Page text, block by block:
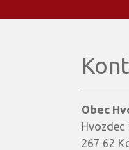
Obec
Hvozdec
267 62